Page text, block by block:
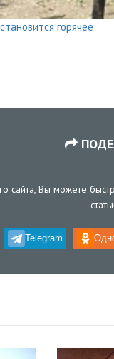
горячее
сайта, Вы можете
Telegram